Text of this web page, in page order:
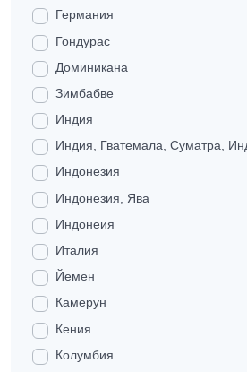
Германия
Гондурас
Доминикана
Зимбабве
Индия
Индия, Гватемала, Суматра,
Индонезия
Индонезия, Ява
Индонеия
Италия
Йемен
Камерун
Кения
Колумбия